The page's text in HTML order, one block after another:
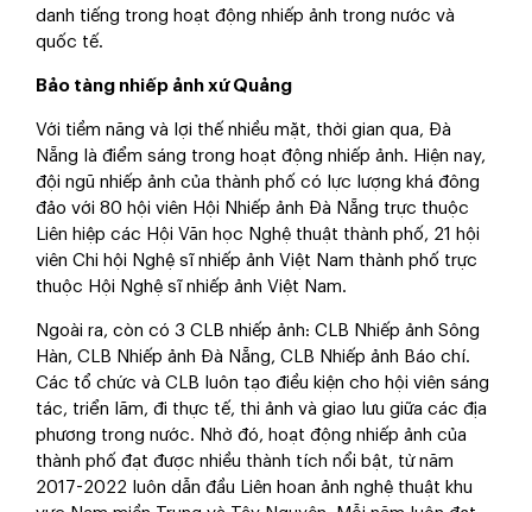
danh tiếng trong hoạt động nhiếp ảnh trong nước và
quốc tế.
Bảo tàng nhiếp ảnh xứ Quảng
Với tiềm năng và lợi thế nhiều mặt, thời gian qua, Đà
Nẵng là điểm sáng trong hoạt động nhiếp ảnh. Hiện nay,
đội ngũ nhiếp ảnh của thành phố có lực lượng khá đông
đảo với 80 hội viên Hội Nhiếp ảnh Đà Nẵng trực thuộc
Liên hiệp các Hội Văn học Nghệ thuật thành phố, 21 hội
viên Chi hội Nghệ sĩ nhiếp ảnh Việt Nam thành phố trực
thuộc Hội Nghệ sĩ nhiếp ảnh Việt Nam.
Ngoài ra, còn có 3 CLB nhiếp ảnh: CLB Nhiếp ảnh Sông
Hàn, CLB Nhiếp ảnh Đà Nẵng, CLB Nhiếp ảnh Báo chí.
Các tổ chức và CLB luôn tạo điều kiện cho hội viên sáng
tác, triển lãm, đi thực tế, thi ảnh và giao lưu giữa các địa
phương trong nước. Nhờ đó, hoạt động nhiếp ảnh của
thành phố đạt được nhiều thành tích nổi bật, từ năm
2017-2022 luôn dẫn đầu Liên hoan ảnh nghệ thuật khu